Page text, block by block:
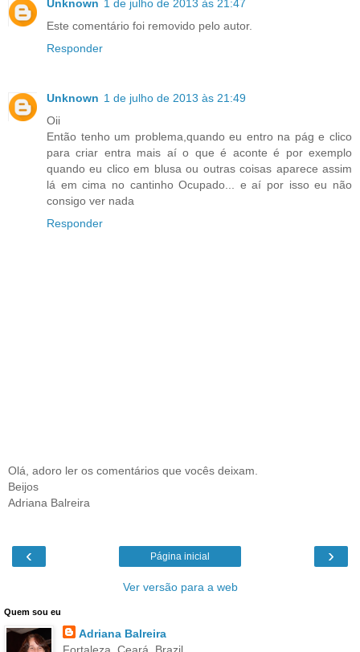
Unknown 1 de julho de 2013 às 21:47
Este comentário foi removido pelo autor.
Responder
Unknown 1 de julho de 2013 às 21:49
Oii
Então tenho um problema,quando eu entro na pág e clico
para criar entra mais aí o que é aconte é por exemplo
quando eu clico em blusa ou outras coisas aparece assim
lá em cima no cantinho Ocupado... e aí por isso eu não
consigo ver nada
Responder
Olá, adoro ler os comentários que vocês deixam.
Beijos
Adriana Balreira
‹ ›
Página inicial
Ver versão para a web
Quem sou eu
Adriana Balreira